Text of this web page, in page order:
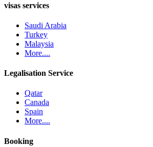
visas services
Saudi Arabia
Turkey
Malaysia
More....
Legalisation Service
Qatar
Canada
Spain
More....
Booking